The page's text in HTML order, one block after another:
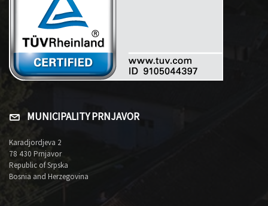
MUNICIPALITY PRNJAVOR
Karadjordjeva 2
78 430 Prnjavor
Republic of Srpska
Bosnia and Herzegovina